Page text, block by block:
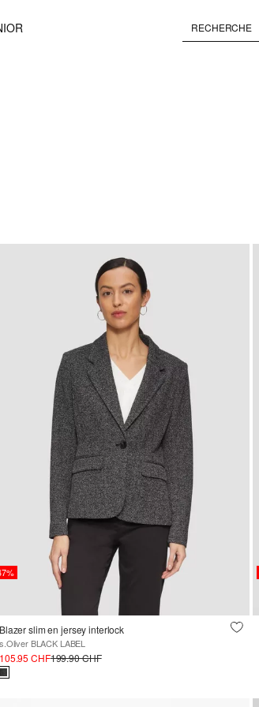
Blazer slim en jersey interlock
s.Oliver BLACK LABEL
105.95 CHF199.90 CHF